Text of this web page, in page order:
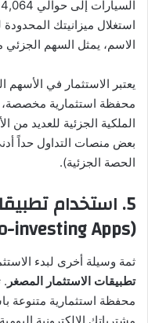
استغلال ميزانيتك المحدودة
الاسم، يمثل السهم
يعتبر الاستثمار في الأسهم
محفظة استثمارية مخصصة،
الملكية الجزئية للعديد
بعض منصات التداول حداً
الحصة الجزئية).
5. استخدام
(Micro-investing Apps)
ثمة وسيلة أخرى لبدء
تطبيقات الاستثمار المصغر .
محفظة استثمارية متنوعة